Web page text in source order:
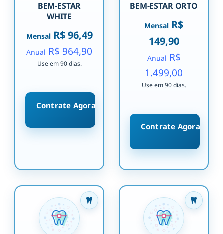
BEM-ESTAR
WHITE
MensalR$ 96,49
Anual R$ 964,90
Use em 90 dias.
Contrate Agora
BEM-ESTAR ORTO
Mensal R$
149,90
Anual R$
1.499,00
Use em 90 dias.
Contrate Agora